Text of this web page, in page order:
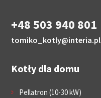
+48 503 940 801
tomiko_kotly@interia.pl
Kotły dla domu
Pellatron (10-30 kW)